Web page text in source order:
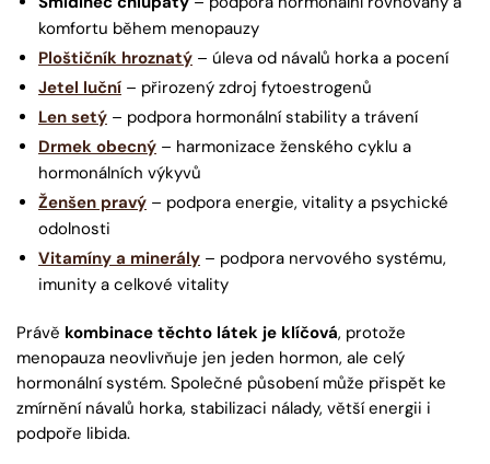
komfortu během menopauzy
Ploštičník hroznatý – úleva od návalů horka a pocení
Jetel luční – přirozený zdroj fytoestrogenů
Len setý – podpora hormonální stability a trávení
Drmek obecný – harmonizace ženského cyklu a
hormonálních výkyvů
Ženšen pravý – podpora energie, vitality a psychické
odolnosti
Vitamíny a minerály – podpora nervového systému,
imunity a celkové vitality
Právě kombinace těchto látek je klíčová, protože
menopauza neovlivňuje jen jeden hormon, ale celý
hormonální systém. Společné působení může přispět ke
zmírnění návalů horka, stabilizaci nálady, větší energii i
podpoře libida.